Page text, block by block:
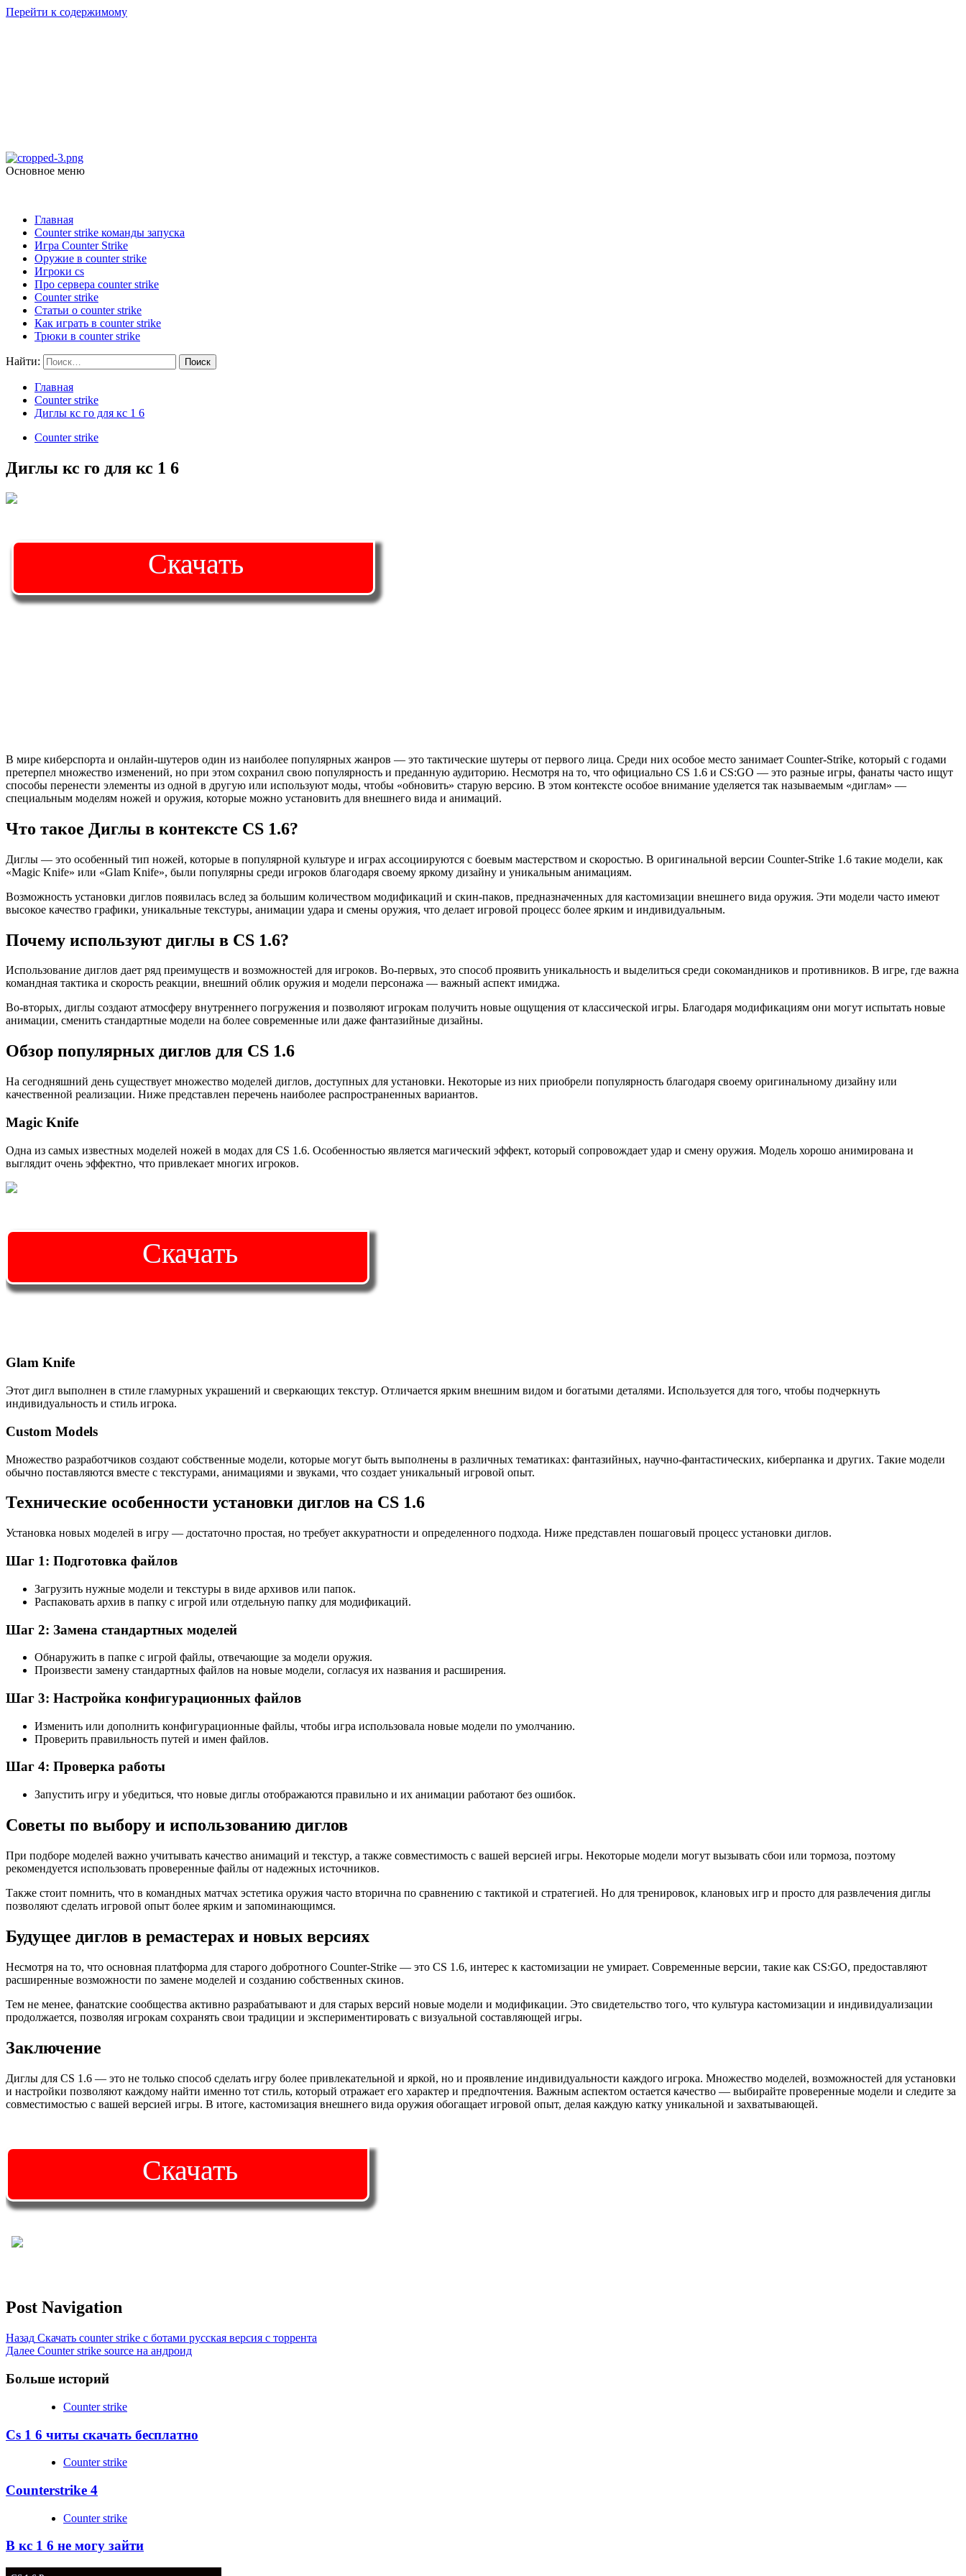
Перейти к содержимому
Основное меню
Главная
Counter strike команды запуска
Игра Counter Strike
Оружие в counter strike
Игроки cs
Про сервера counter strike
Counter strike
Статьи о counter strike
Как играть в counter strike
Трюки в counter strike
Найти:
Главная
Counter strike
Диглы кс го для кс 1 6
Counter strike
Диглы кс го для кс 1 6
Скачать
В мире киберспорта и онлайн-шутеров один из наиболее популярных жанров — это тактические шутеры от первого лица. Среди них особое место занимает Counter-Strike, который с годами
претерпел множество изменений, но при этом сохранил свою популярность и преданную аудиторию. Несмотря на то, что официально CS 1.6 и CS:GO — это разные игры, фанаты часто ищут
способы перенести элементы из одной в другую или используют моды, чтобы «обновить» старую версию. В этом контексте особое внимание уделяется так называемым «диглам» —
специальным моделям ножей и оружия, которые можно установить для внешнего вида и анимаций.
Что такое Диглы в контексте CS 1.6?
Диглы — это особенный тип ножей, которые в популярной культуре и играх ассоциируются с боевым мастерством и скоростью. В оригинальной версии Counter-Strike 1.6 такие модели, как
«Magic Knife» или «Glam Knife», были популярны среди игроков благодаря своему яркому дизайну и уникальным анимациям.
Возможность установки диглов появилась вслед за большим количеством модификаций и скин-паков, предназначенных для кастомизации внешнего вида оружия. Эти модели часто имеют
высокое качество графики, уникальные текстуры, анимации удара и смены оружия, что делает игровой процесс более ярким и индивидуальным.
Почему используют диглы в CS 1.6?
Использование диглов дает ряд преимуществ и возможностей для игроков. Во-первых, это способ проявить уникальность и выделиться среди сокомандников и противников. В игре, где важна
командная тактика и скорость реакции, внешний облик оружия и модели персонажа — важный аспект имиджа.
Во-вторых, диглы создают атмосферу внутреннего погружения и позволяют игрокам получить новые ощущения от классической игры. Благодаря модификациям они могут испытать новые
анимации, сменить стандартные модели на более современные или даже фантазийные дизайны.
Обзор популярных диглов для CS 1.6
На сегодняшний день существует множество моделей диглов, доступных для установки. Некоторые из них приобрели популярность благодаря своему оригинальному дизайну или
качественной реализации. Ниже представлен перечень наиболее распространенных вариантов.
Magic Knife
Одна из самых известных моделей ножей в модах для CS 1.6. Особенностью является магический эффект, который сопровождает удар и смену оружия. Модель хорошо анимирована и
выглядит очень эффектно, что привлекает многих игроков.
Скачать
Glam Knife
Этот дигл выполнен в стиле гламурных украшений и сверкающих текстур. Отличается ярким внешним видом и богатыми деталями. Используется для того, чтобы подчеркнуть
индивидуальность и стиль игрока.
Custom Models
Множество разработчиков создают собственные модели, которые могут быть выполнены в различных тематиках: фантазийных, научно-фантастических, киберпанка и других. Такие модели
обычно поставляются вместе с текстурами, анимациями и звуками, что создает уникальный игровой опыт.
Технические особенности установки диглов на CS 1.6
Установка новых моделей в игру — достаточно простая, но требует аккуратности и определенного подхода. Ниже представлен пошаговый процесс установки диглов.
Шаг 1: Подготовка файлов
Загрузить нужные модели и текстуры в виде архивов или папок.
Распаковать архив в папку с игрой или отдельную папку для модификаций.
Шаг 2: Замена стандартных моделей
Обнаружить в папке с игрой файлы, отвечающие за модели оружия.
Произвести замену стандартных файлов на новые модели, согласуя их названия и расширения.
Шаг 3: Настройка конфигурационных файлов
Изменить или дополнить конфигурационные файлы, чтобы игра использовала новые модели по умолчанию.
Проверить правильность путей и имен файлов.
Шаг 4: Проверка работы
Запустить игру и убедиться, что новые диглы отображаются правильно и их анимации работают без ошибок.
Советы по выбору и использованию диглов
При подборе моделей важно учитывать качество анимаций и текстур, а также совместимость с вашей версией игры. Некоторые модели могут вызывать сбои или тормоза, поэтому
рекомендуется использовать проверенные файлы от надежных источников.
Также стоит помнить, что в командных матчах эстетика оружия часто вторична по сравнению с тактикой и стратегией. Но для тренировок, клановых игр и просто для развлечения диглы
позволяют сделать игровой опыт более ярким и запоминающимся.
Будущее диглов в ремастерах и новых версиях
Несмотря на то, что основная платформа для старого добротного Counter-Strike — это CS 1.6, интерес к кастомизации не умирает. Современные версии, такие как CS:GO, предоставляют
расширенные возможности по замене моделей и созданию собственных скинов.
Тем не менее, фанатские сообщества активно разрабатывают и для старых версий новые модели и модификации. Это свидетельство того, что культура кастомизации и индивидуализации
продолжается, позволяя игрокам сохранять свои традиции и экспериментировать с визуальной составляющей игры.
Заключение
Диглы для CS 1.6 — это не только способ сделать игру более привлекательной и яркой, но и проявление индивидуальности каждого игрока. Множество моделей, возможностей для установки
и настройки позволяют каждому найти именно тот стиль, который отражает его характер и предпочтения. Важным аспектом остается качество — выбирайте проверенные модели и следите за
совместимостью с вашей версией игры. В итоге, кастомизация внешнего вида оружия обогащает игровой опыт, делая каждую катку уникальной и захватывающей.
Скачать
Post Navigation
Назад Скачать counter strike с ботами русская версия с торрента
Далее Counter strike source на андроид
Больше историй
Counter strike
Cs 1 6 читы скачать бесплатно
Counter strike
Counterstrike 4
Counter strike
В кс 1 6 не могу зайти